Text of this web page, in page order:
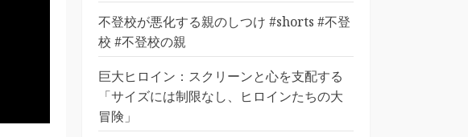
不登校が悪化する親のしつけ #shorts #不登
校 #不登校の親
巨大ヒロイン：スクリーンと心を支配する
「サイズには制限なし、ヒロインたちの大
冒険」